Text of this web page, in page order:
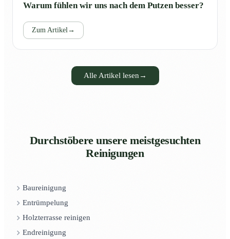
Warum fühlen wir uns nach dem Putzen besser?
Zum Artikel→
Alle Artikel lesen →
Durchstöbere unsere meistgesuchten
Reinigungen
Baureinigung
Entrümpelung
Holzterrasse reinigen
Endreinigung